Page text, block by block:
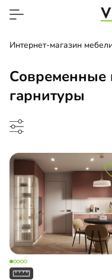
Интернет-магазин
Современные
гарнитуры